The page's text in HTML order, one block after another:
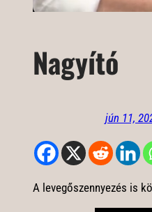
Nagyító
jún 11,
A levegőszennyezés is